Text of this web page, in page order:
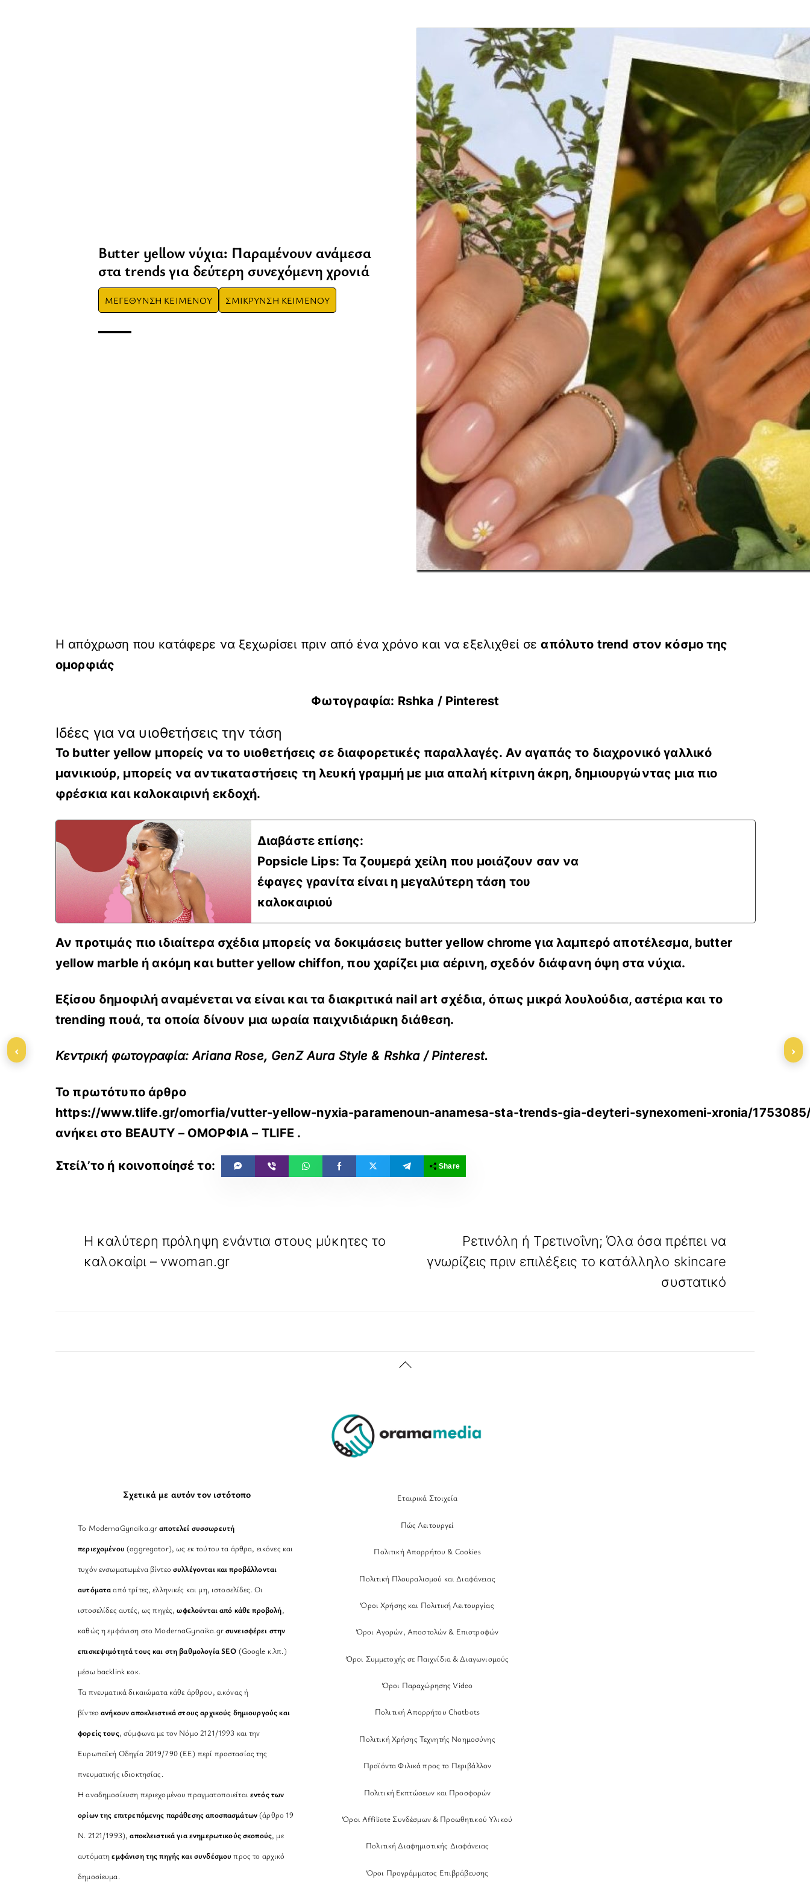
Βutter yellow νύχια: Παραμένουν ανάμεσα
στα trends για δεύτερη συνεχόμενη χρονιά
ΜΕΓΕΘΥΝΣΗ ΚΕΙΜΕΝΟΥ ΣΜΙΚΡΥΝΣΗ ΚΕΙΜΕΝΟΥ
Η απόχρωση που κατάφερε να ξεχωρίσει πριν από ένα χρόνο και να εξελιχθεί σεαπόλυτο trend στον κόσμο της
ομορφιάς
Φωτογραφία: Rshka / Pinterest
Ιδέες για να υιοθετήσεις την τάση
Το butter yellow μπορείς να το υιοθετήσεις σε διαφορετικές παραλλαγές. Αν αγαπάς το διαχρονικό γαλλικό
μανικιούρ, μπορείς να αντικαταστήσεις τη λευκή γραμμή με μια απαλή κίτρινη άκρη, δημιουργώντας μια πιο
φρέσκια και καλοκαιρινή εκδοχή.
Διαβάστε επίσης:
Popsicle Lips: Τα ζουμερά χείλη που μοιάζουν σαν να
έφαγες γρανίτα είναι η μεγαλύτερη τάση του
καλοκαιριού
Αν προτιμάς πιο ιδιαίτερα σχέδια μπορείς να δοκιμάσεις butteryellow chrome για λαμπερό αποτέλεσμα, butter
yellow marble ή ακόμη και butter yellow chiffon, που χαρίζει μια αέρινη, σχεδόν διάφανη όψη στα νύχια.
Εξίσου δημοφιλή αναμένεται να είναι και τα διακριτικά nail art σχέδια, όπως μικρά λουλούδια, αστέρια και το
trending πουά, τα οποία δίνουν μια ωραία παιχνιδιάρικη διάθεση.
Kεντρική φωτογραφία: Ariana Rose, GenZ Aura Style & Rshka / Pinterest.
Το πρωτότυπο άρθρο
https://www.tlife.gr/omorfia/vutter-yellow-nyxia-paramenoun-anamesa-sta-trends-gia-deyteri-synexomeni-xronia/
ανήκει στο BEAUTY – ΟΜΟΡΦΙΑ – TLIFE .
Share
Η καλύτερη πρόληψη ενάντια στους μύκητες το
καλοκαίρι – vwoman.gr
Ρετινόλη ή Τρετινοΐνη; Όλα όσα πρέπει να
γνωρίζεις πριν επιλέξεις το κατάλληλο skincare
συστατικό
Back
Σχετικά με αυτόν τον ιστότοπο
Το ModernaGynaika.grαποτελεί συσσωρευτή
περιεχομένου (aggregator), ως εκ τούτου τα άρθρα, εικόνες και
τυχόν ενσωματωμένα βίντεοσυλλέγονται και προβάλλονται
αυτόματααπό τρίτες, ελληνικές και μη, ιστοσελίδες. Οι
ιστοσελίδες αυτές, ως πηγές,ωφελούνται από κάθε προβολή,
καθώς η εμφάνιση στο ModernaGynaika.grσυνεισφέρει στην
επισκεψιμότητά τους και στη βαθμολογία SEO (Google κ.λπ.)
μέσω backlink κοκ.
Τα πνευματικά δικαιώματα κάθε άρθρου, εικόνας ή
βίντεοανήκουν αποκλειστικά στους αρχικούς δημιουργούς και
φορείς τους, σύμφωνα με τον Νόμο 2121/1993 και την
Ευρωπαϊκή Οδηγία 2019/790 (ΕΕ) περί προστασίας της
πνευματικής ιδιοκτησίας.
Η αναδημοσίευση περιεχομένου πραγματοποιείταιεντός των
ορίων της επιτρεπόμενης παράθεσης αποσπασμάτων(άρθρο 19
Ν. 2121/1993), αποκλειστικά για ενημερωτικούς σκοπούς, με
αυτόματηεμφάνιση της πηγής και συνδέσμου προς το αρχικό
δημοσίευμα.
Εταιρικά Στοιχεία
Πώς Λειτουργεί
Πολιτική Απορρήτου & Cookies
Πολιτική Πλουραλισμού και Διαφάνειας
Όροι Χρήσης και Πολιτική Λειτουργίας
Όροι Αγορών, Αποστολών & Επιστροφών
Όροι Συμμετοχής σε Παιχνίδια & Διαγωνισμούς
Όροι Παραχώρησης Video
Πολιτική Απορρήτου Chatbots
Πολιτική Χρήσης Τεχνητής Νοημοσύνης
Προϊόντα Φιλικά προς το Περιβάλλον
Πολιτική Εκπτώσεων και Προσφορών
Όροι Affiliate Συνδέσμων & Προωθητικού Υλικού
Πολιτική Διαφημιστικής Διαφάνειας
Όροι Προγράμματος Επιβράβευσης
‹ ›